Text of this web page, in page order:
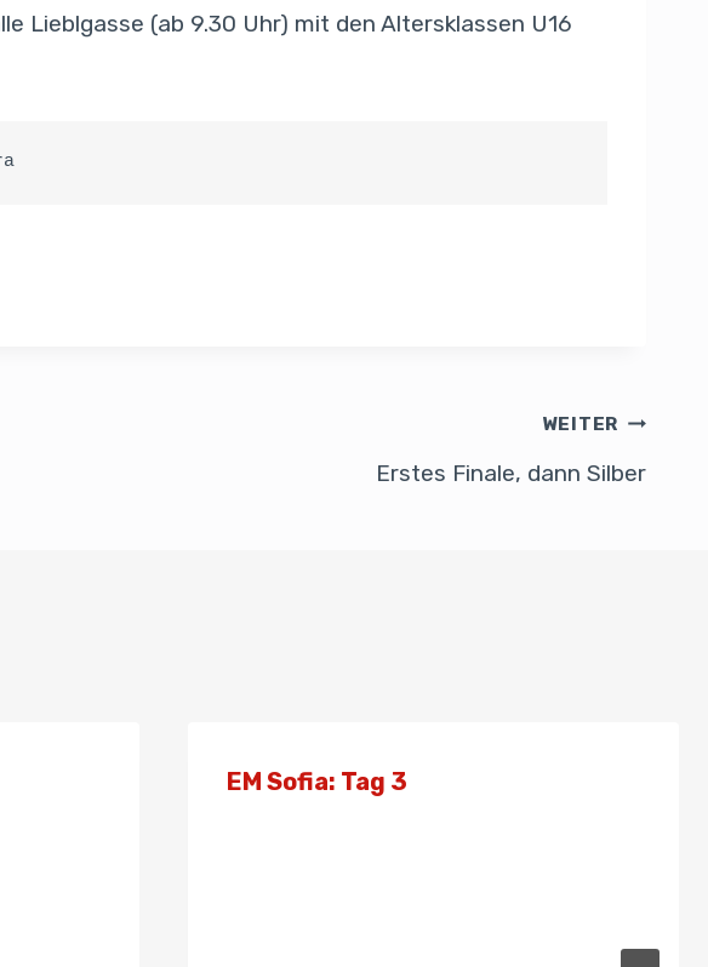
Lieblgasse (ab 9.30 Uhr) mit den Altersklassen U16
WEITER
Erstes Finale, dann Silber
EM Sofia: Tag 3